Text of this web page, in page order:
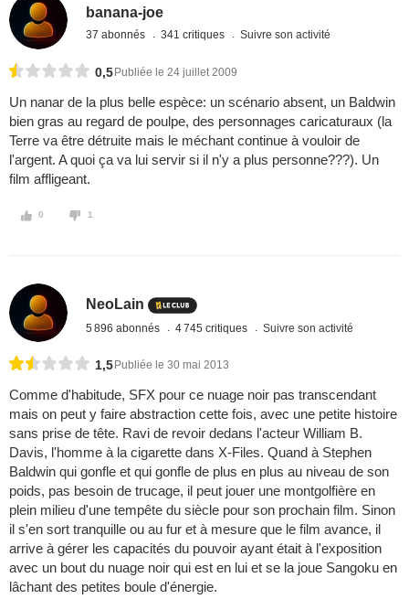
banana-joe
37 abonnés 341 critiques Suivre son activité
0,5 Publiée le 24 juillet 2009
Un nanar de la plus belle espèce: un scénario absent, un Baldwin
bien gras au regard de poulpe, des personnages caricaturaux (la
Terre va être détruite mais le méchant continue à vouloir de
l'argent. A quoi ça va lui servir si il n'y a plus personne???). Un
film affligeant.
0 1
NeoLain
5 896 abonnés 4 745 critiques Suivre son activité
1,5 Publiée le 30 mai 2013
Comme d'habitude, SFX pour ce nuage noir pas transcendant
mais on peut y faire abstraction cette fois, avec une petite histoire
sans prise de tête. Ravi de revoir dedans l'acteur William B.
Davis, l'homme à la cigarette dans X-Files. Quand à Stephen
Baldwin qui gonfle et qui gonfle de plus en plus au niveau de son
poids, pas besoin de trucage, il peut jouer une montgolfière en
plein milieu d'une tempête du siècle pour son prochain film. Sinon
il s'en sort tranquille ou au fur et à mesure que le film avance, il
arrive à gérer les capacités du pouvoir ayant était à l'exposition
avec un bout du nuage noir qui est en lui et se la joue Sangoku en
lâchant des petites boule d'énergie.